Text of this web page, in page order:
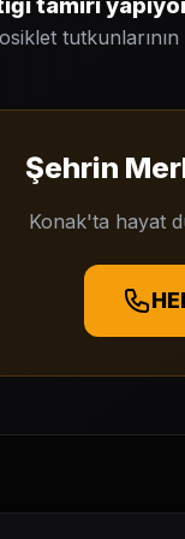
tamiri
Şehrin
Konak'ta hayat